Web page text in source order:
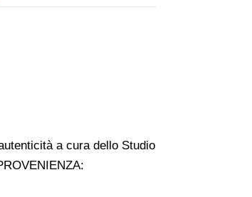
a cura dello Studio